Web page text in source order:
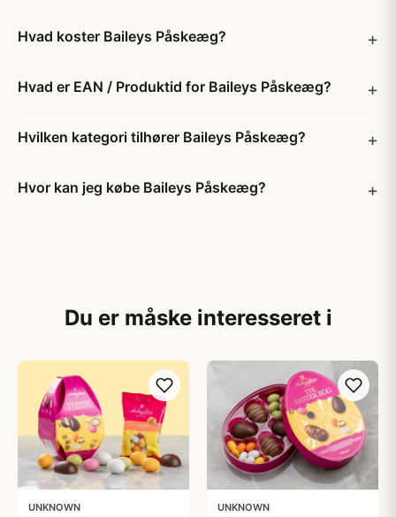
Hvad koster Baileys Påskeæg?
Hvad er EAN / Produktid for Baileys Påskeæg?
Hvilken kategori tilhører Baileys Påskeæg?
Hvor kan jeg købe Baileys Påskeæg?
Du er måske interesseret i
UNKNOWN UNKNOWN